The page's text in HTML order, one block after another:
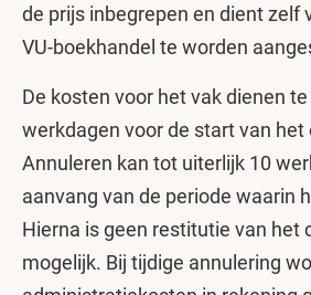
de prijs inbegrepen en dient zelf
VU-boekhandel te worden
De kosten voor het vak dienen
werkdagen voor de start van het
Annuleren kan tot uiterlijk 10
aanvang van de periode waarin
Hierna is geen restitutie van het
mogelijk. Bij tijdige annulering